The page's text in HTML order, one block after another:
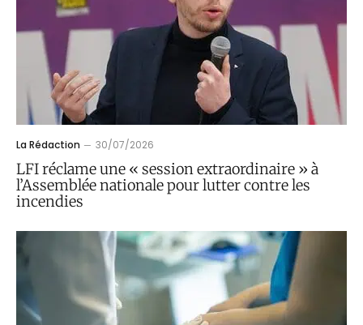
La Rédaction 30/07/2026
LFI réclame une « session extraordinaire » à
l’Assemblée nationale pour lutter contre les
incendies